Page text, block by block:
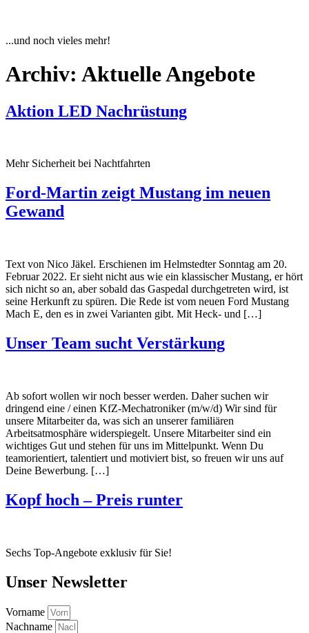
...und noch vieles mehr!
Archiv: Aktuelle Angebote
Aktion LED Nachrüstung
Mehr Sicherheit bei Nachtfahrten
Ford-Martin zeigt Mustang im neuen
Gewand
Text von Nico Jäkel. Erschienen im Helmstedter Sonntag am 20.
Februar 2022. Er sieht nicht aus wie ein klassischer Mustang, er hört
sich nicht so an, aber sobald das Gaspedal durchgetreten wird, ist
seine Herkunft zu spüren. Die Rede ist vom neuen Ford Mustang
Mach E, den es in zwei Varianten gibt. Mit Heck- und […]
Unser Team sucht Verstärkung
Ab sofort wollen wir noch besser werden. Daher suchen wir
dringend eine / einen KfZ-Mechatroniker (m/w/d) Wir sind für
unsere Mitarbeiter da, was sich an unserer familiären
Arbeitsatmosphäre widerspiegelt. Unsere Mitarbeiter sind ein
wichtiges Gut und stehen für uns im Mittelpunkt. Wenn Du
teamorientiert, talentiert und motiviert bist, so freuen wir uns auf
Deine Bewerbung. […]
Kopf hoch – Preis runter
Sechs Top-Angebote exklusiv für Sie!
Unser Newsletter
Vorname
Nachname